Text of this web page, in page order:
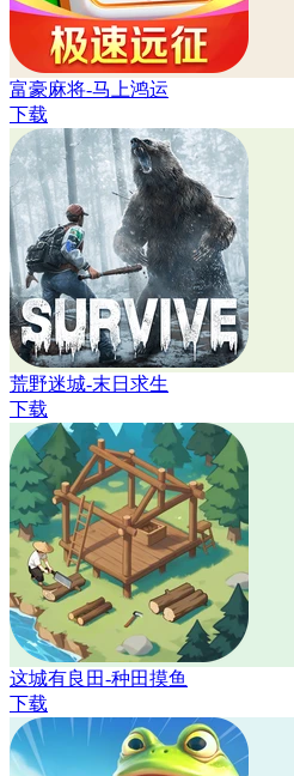
富豪麻将-马上鸿运
下载
荒野迷城-末日求生
下载
这城有良田-种田摸鱼
下载